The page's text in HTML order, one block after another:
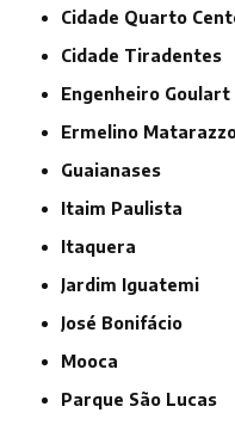
Cidade Quarto
Cidade Tiradentes
Engenheiro Goulart
Ermelino
Guaianases
Itaim Paulista
Itaquera
Jardim Iguatemi
José Bonifácio
Mooca
Parque São Lucas